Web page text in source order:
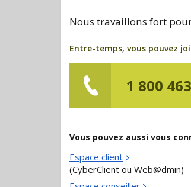
Nous travaillons fort
Entre-temps, vous pouvez
1 800
Vous pouvez aussi vous
Espace client
(CyberClient ou Web@dmin)